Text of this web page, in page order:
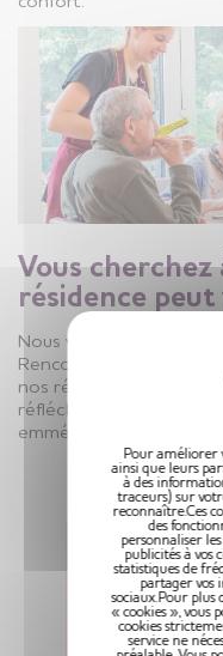
Vous cherchez
résidence
Nous vous conseillons
Rencontrons-nous pour
nos résidents et les
réfléchi vous testez à
emménagez à l’année,
Pour améliorer
ainsi que leurs
à des
traceurs) sur
reconnaître.Ces
des
personnaliser
publicités à vos
statistiques de
partager vos
sociaux.Pour plus
« cookies », vous
cookies
service ne